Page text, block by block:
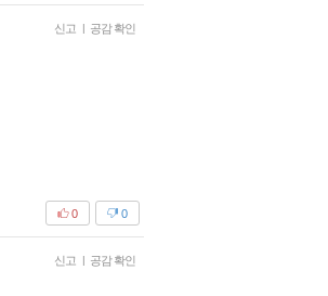
신고 | 공감 확인
0
0
신고 | 공감 확인